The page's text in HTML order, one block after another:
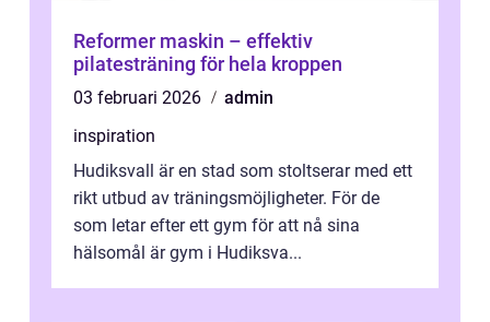
Reformer maskin – effektiv
pilatesträning för hela kroppen
03 februari 2026
admin
inspiration
Hudiksvall är en stad som stoltserar med ett
rikt utbud av träningsmöjligheter. För de
som letar efter ett gym för att nå sina
hälsomål är gym i Hudiksva...